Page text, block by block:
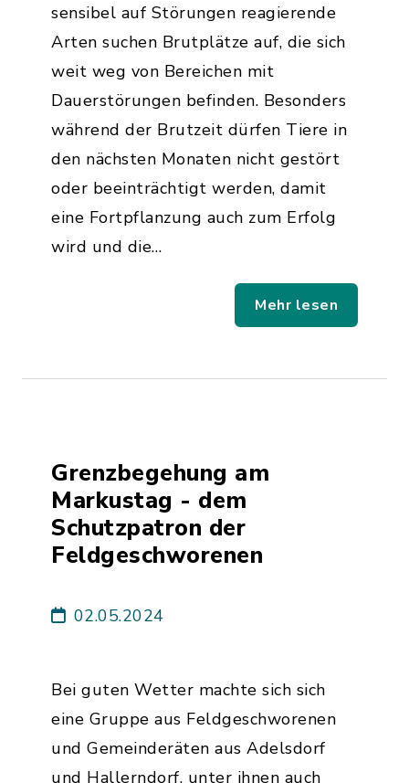
sensibel auf Störungen reagierende
Arten suchen Brutplätze auf, die sich
weit weg von Bereichen mit
Dauerstörungen befinden. Besonders
während der Brutzeit dürfen Tiere in
den nächsten Monaten nicht gestört
oder beeinträchtigt werden, damit
eine Fortpflanzung auch zum Erfolg
wird und die…
Mehr lesen
Grenzbegehung am
Markustag - dem
Schutzpatron der
Feldgeschworenen
02.05.2024
Bei guten Wetter machte sich sich
eine Gruppe aus Feldgeschworenen
und Gemeinderäten aus Adelsdorf
und Hallerndorf, unter ihnen auch